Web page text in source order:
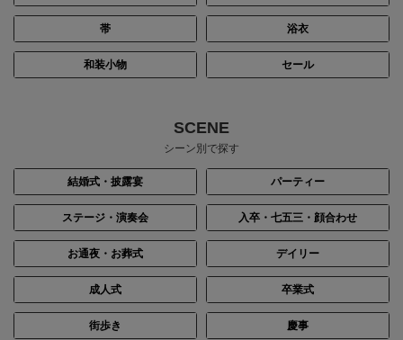
帯 浴衣
和装小物 セール
SCENE
シーン別で探す
結婚式・披露宴 パーティー
ステージ・演奏会 入卒・七五三・顔合わせ
お通夜・お葬式 デイリー
成人式 卒業式
街歩き 慶事